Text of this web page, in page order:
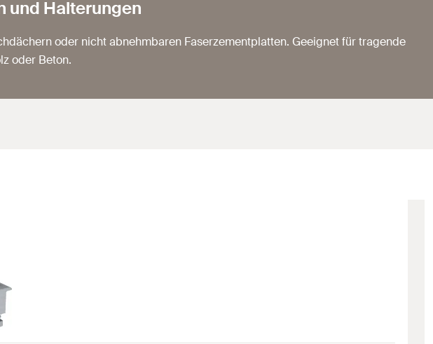
und Halterungen
oder nicht abnehmbaren Faserzementplatten. Geeignet für tragende
oder Beton.